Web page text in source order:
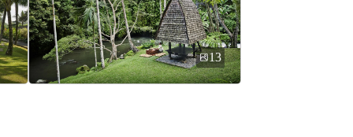
13